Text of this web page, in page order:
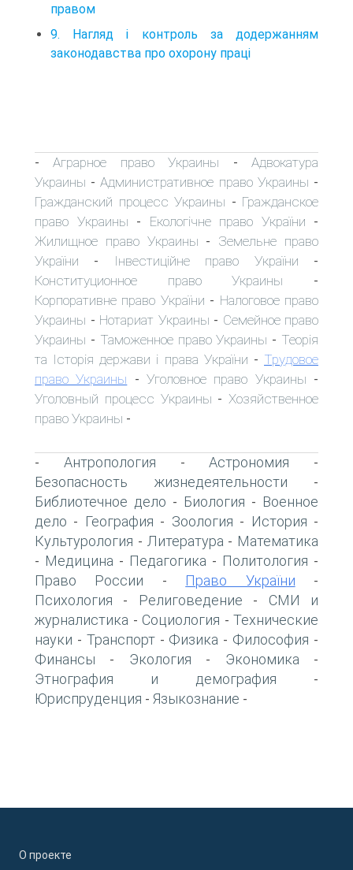
правом
9. Нагляд i контроль за додержанням
законодавства про охорону працi
-Аграрное право Украины -Адвокатура
Украины -Административное право Украины -
Гражданский процесс Украины - Гражданское
право Украины - Екологічне право України -
Жилищное право Украины - Земельне право
України - Інвестиційне право України -
Конституционное право Украины -
Корпоративне право України - Налоговое право
Украины - Нотариат Украины - Семейное право
Украины - Таможенное право Украины - Теорія
та Історія держави і права України - Трудовое
право Украины -Уголовное право Украины -
Уголовный процесс Украины - Хозяйственное
право Украины -
- Антропология -Астрономия -
Безопасность жизнедеятельности -
Библиотечное дело - Биология - Военное
дело - География - Зоология - История -
Культурология - Литература - Математика
- Медицина - Педагогика - Политология -
Право России - Право України -
Психология - Религоведение - СМИ и
журналистика - Социология - Технические
науки - Транспорт- Физика - Философия -
Финансы - Экология - Экономика -
Этнография и демография -
Юриспруденция - Языкознание -
О проекте